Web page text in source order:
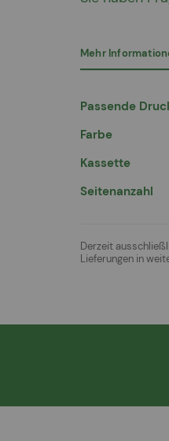
springen
Mehr
Mehr
Passende
Farbe
Kassette
Seitenanzahl
Derzeit
Lieferungen in